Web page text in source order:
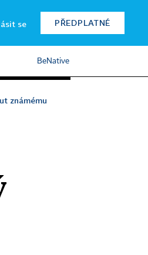
se PŘEDPLATNÉ
BeNative
známému